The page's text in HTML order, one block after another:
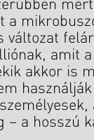
a
változat
amit
akkor is
– a hosszú